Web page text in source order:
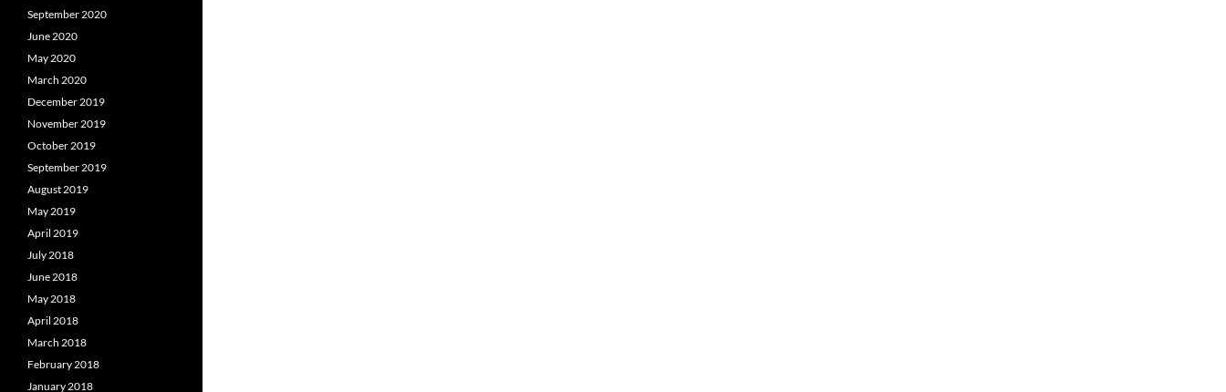
September 2020
June 2020
May 2020
March 2020
December 2019
November 2019
October 2019
September 2019
August 2019
May 2019
April 2019
July 2018
June 2018
May 2018
April 2018
March 2018
February 2018
January 2018